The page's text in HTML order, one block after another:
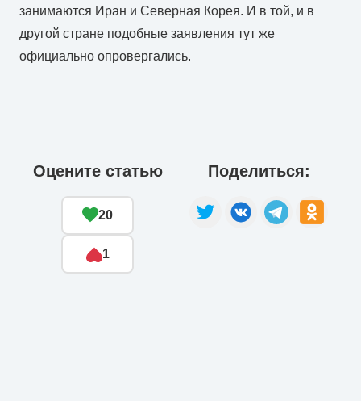
занимаются Иран и Северная Корея. И в той, и в
другой стране подобные заявления тут же
официально опровергались.
Оцените статью
20
1
Поделиться: